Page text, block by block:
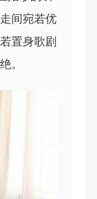
间宛若优
置身歌剧
。